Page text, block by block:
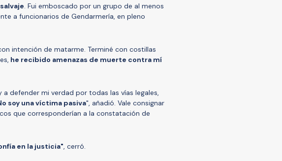
. Fui emboscado por un grupo de al menos
a funcionarios de Gendarmería, en pleno
intención de matarme. Terminé con costillas
he recibido amenazas de muerte contra mí
a defender mi verdad por todas las vías legales,
soy una víctima pasiva", añadió. Vale consignar
que corresponderían a la constatación de
en la justicia", cerró.